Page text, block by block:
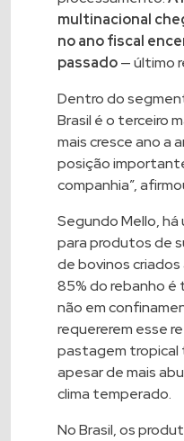
multinacional
no ano fiscal
passado— último
Dentro do
Brasil é o terceiro
mais cresce ano a
posição
companhia”,
Segundo Mello,
para produtos de
debovinos
85% do rebanho é
não em
requererem esse
pastagem tropical
apesar de mais
clima temperado.
No Brasil, os